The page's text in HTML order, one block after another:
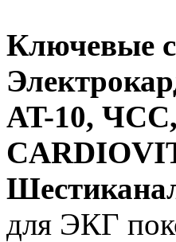
Ключевые
AT-10,
для ЭКГ